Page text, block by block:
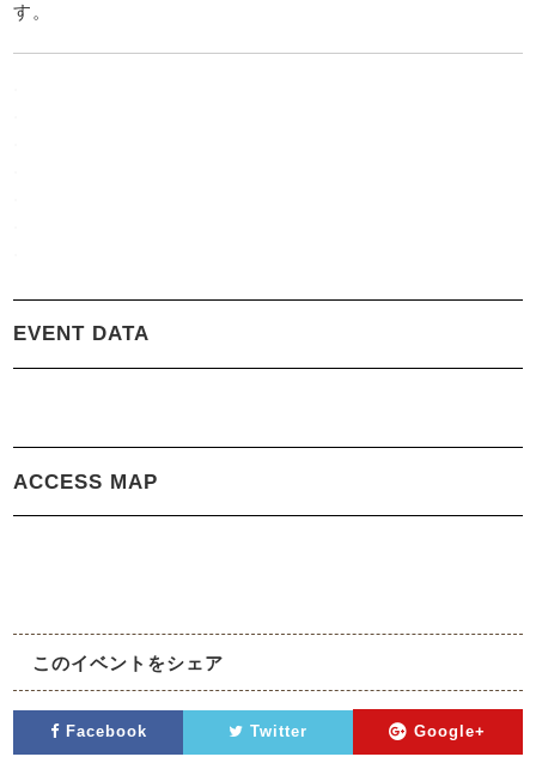
す。
EVENT DATA
ACCESS MAP
このイベントをシェア
Facebook Twitter Google+